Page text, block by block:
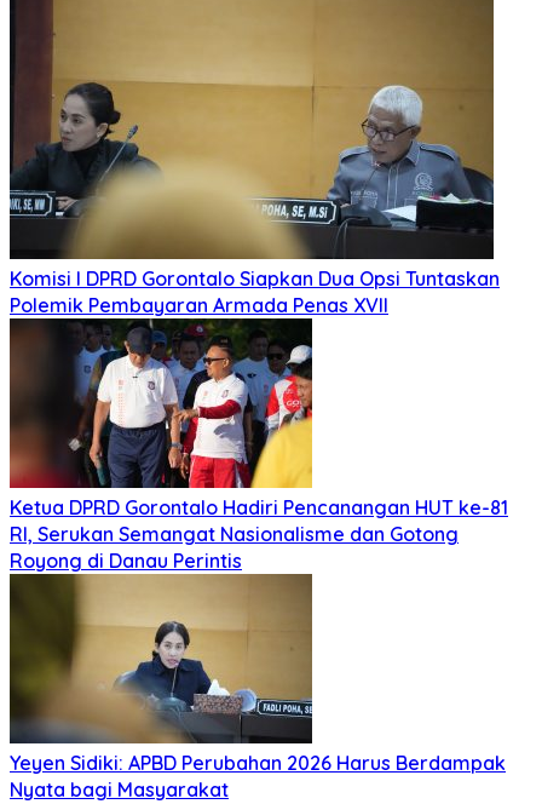
Komisi I DPRD Gorontalo Siapkan Dua Opsi Tuntaskan
Polemik Pembayaran Armada Penas XVII
Ketua DPRD Gorontalo Hadiri Pencanangan HUT ke-81
RI, Serukan Semangat Nasionalisme dan Gotong
Royong di Danau Perintis
Yeyen Sidiki: APBD Perubahan 2026 Harus Berdampak
Nyata bagi Masyarakat